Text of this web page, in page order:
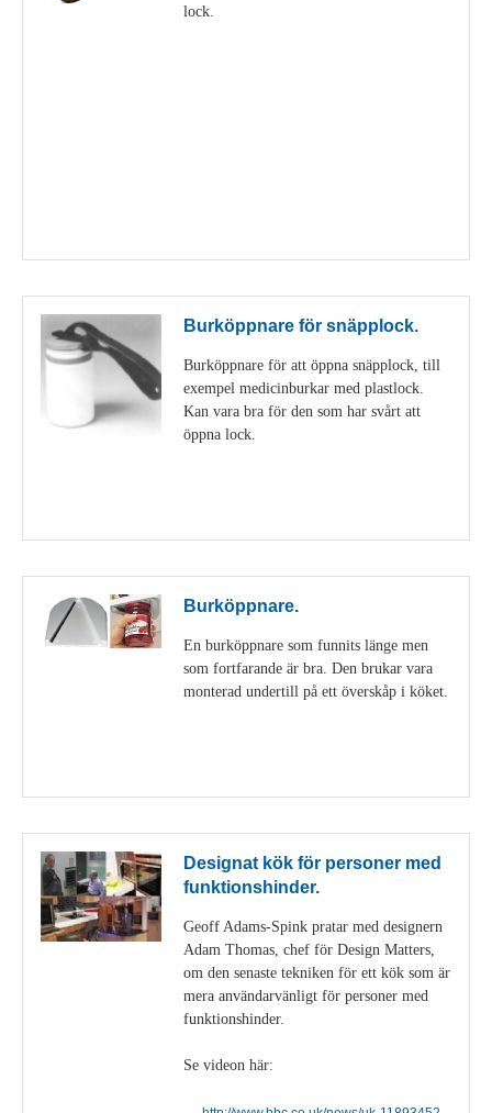
lock.
Burköppnare för snäpplock.
Burköppnare för att öppna snäpplock, till
exempel medicinburkar med plastlock.
Kan vara bra för den som har svårt att
öppna lock.
Burköppnare.
En burköppnare som funnits länge men
som fortfarande är bra. Den brukar vara
monterad undertill på ett överskåp i köket.
Designat kök för personer med
funktionshinder.
Geoff Adams-Spink pratar med designern
Adam Thomas, chef för Design Matters,
om den senaste tekniken för ett kök som är
mera användarvänligt för personer med
funktionshinder.
Se videon här: